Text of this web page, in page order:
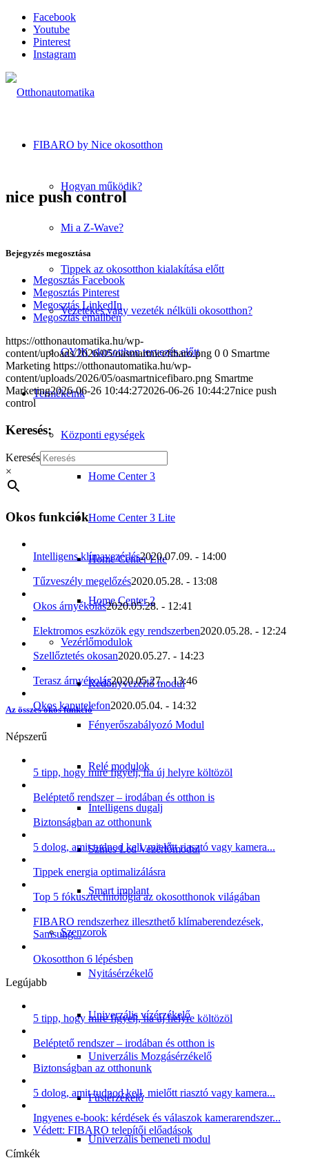
Facebook
Youtube
Pinterest
Instagram
FIBARO by Nice okosotthon
Hogyan működik?
Mi a Z-Wave?
Tippek az okosotthon kialakítása előtt
Vezetékes vagy vezeték nélküli okosotthon?
GYIK okosotthon tervezés előtt
Termékeink
Központi egységek
Home Center 3
Home Center 3 Lite
Home Center Lite
Home Center 2
Vezérlőmodulok
Redőnyvezérlő modul
Fényerőszabályozó Modul
Relé modulok
Intelligens dugalj
Színes Led Vezérlőmodul
Smart implant
Szenzorok
Nyitásérzékelő
Univerzális vízérzékelő
Univerzális Mozgásérzékelő
Füstérzékelő
Univerzális bemeneti modul
nice push control
Bejegyzés megosztása
Megosztás Facebook
Megosztás Pinterest
Megosztás LinkedIn
Megosztás emailben
https://otthonautomatika.hu/wp-
content/uploads/2026/05/oasmartnicefibaro.png 0 0 Smartme
Marketing https://otthonautomatika.hu/wp-
content/uploads/2026/05/oasmartnicefibaro.png Smartme
Marketing2026-06-26 10:44:272026-06-26 10:44:27nice push
control
Keresés:
Keresés
×
Okos funkciók
Intelligens klímavezérlés2020.07.09. - 14:00
Tűzveszély megelőzés2020.05.28. - 13:08
Okos árnyékolás2020.05.28. - 12:41
Elektromos eszközök egy rendszerben2020.05.28. - 12:24
Szellőztetés okosan2020.05.27. - 14:23
Terasz árnyékolás2020.05.27. - 13:46
Okos kaputelefon2020.05.04. - 14:32
Az összes okos funkció
Népszerű
5 tipp, hogy mire figyelj, ha új helyre költözöl
Beléptető rendszer – irodában és otthon is
Biztonságban az otthonunk
5 dolog, amit tudnod kell, mielőtt riasztó vagy kamera...
Tippek energia optimalizálásra
Top 5 fókusztechnológia az okosotthonok világában
FIBARO rendszerhez illeszthető klímaberendezések,
Samsung...
Okosotthon 6 lépésben
Legújabb
5 tipp, hogy mire figyelj, ha új helyre költözöl
Beléptető rendszer – irodában és otthon is
Biztonságban az otthonunk
5 dolog, amit tudnod kell, mielőtt riasztó vagy kamera...
Ingyenes e-book: kérdések és válaszok kamerarendszer...
Védett: FIBARO telepítői előadások
Címkék